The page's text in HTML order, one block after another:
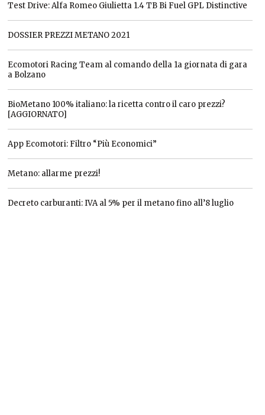
Test Drive: Alfa Romeo Giulietta 1.4 TB Bi Fuel GPL Distinctive
DOSSIER PREZZI METANO 2021
Ecomotori Racing Team al comando della 1a giornata di gara
a Bolzano
BioMetano 100% italiano: la ricetta contro il caro prezzi?
[AGGIORNATO]
App Ecomotori: Filtro “Più Economici”
Metano: allarme prezzi!
Decreto carburanti: IVA al 5% per il metano fino all’8 luglio